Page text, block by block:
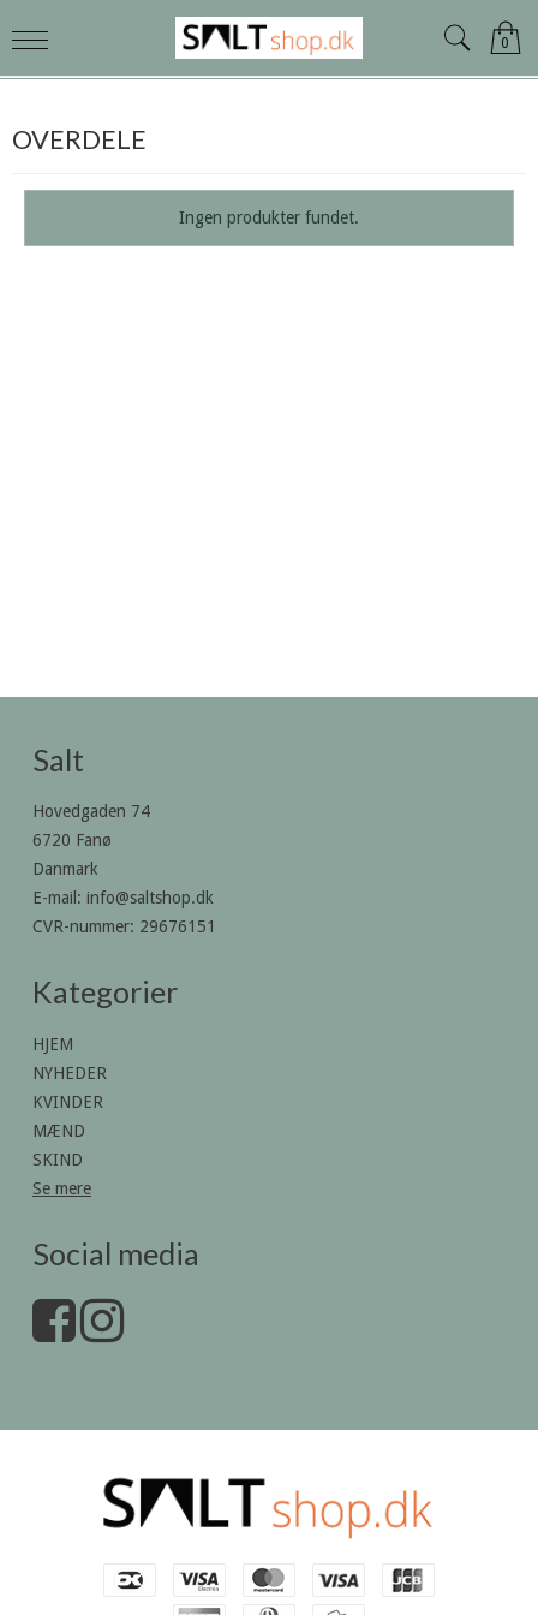
0
OVERDELE
Ingen produkter fundet.
Salt
Hovedgaden 74
6720 Fanø
Danmark
E-mail : info@saltshop.dk
CVR-nummer: 29676151
Kategorier
HJEM
NYHEDER
KVINDER
MÆND
SKIND
Se mere
Social media